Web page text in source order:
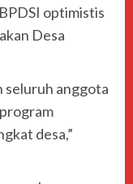
optimistis
Desa
seluruh anggota
desa,”